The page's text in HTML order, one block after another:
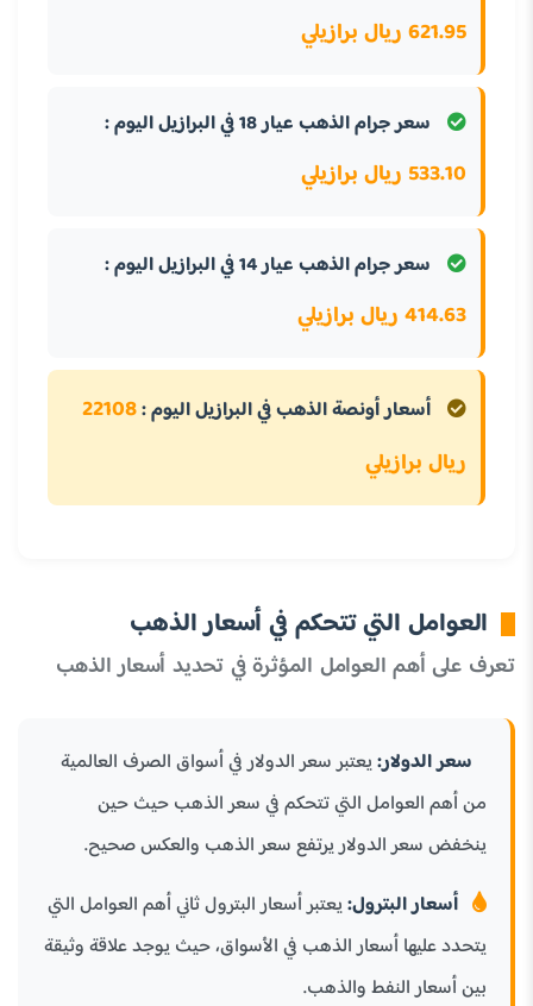
621.95 ريال برازيلي
سعر جرام الذهب عيار 18 في البرازيل اليوم :
533.10 ريال برازيلي
سعر جرام الذهب عيار 14 في البرازيل اليوم :
414.63 ريال برازيلي
أسعار أونصة الذهب في البرازيل اليوم :22108
ريال برازيلي
العوامل التي تتحكم في أسعار الذهب
تعرف على أهم العوامل المؤثرة في تحديد أسعار الذهب
سعر الدولار:يعتبر سعر الدولار في أسواق الصرف العالمية
من أهم العوامل التي تتحكم في سعر الذهب حيث حين
ينخفض سعر الدولار يرتفع سعر الذهب والعكس صحيح.
أسعار البترول:يعتبر أسعار البترول ثاني أهم العوامل التي
يتحدد عليها أسعار الذهب في الأسواق، حيث يوجد علاقة وثيقة
بين أسعار النفط والذهب.